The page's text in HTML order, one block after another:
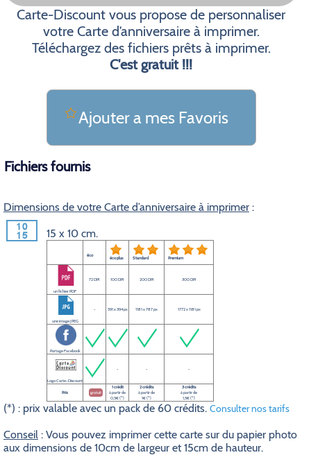
Carte-Discount vous propose de personnaliser
votre Carte d’anniversaire à imprimer.
Téléchargez des fichiers prêts à imprimer.
C'est gratuit !!!
Ajouter a mes Favoris
Fichiers fournis
Dimensions de votre Carte d’anniversaire à imprimer :
15 x 10 cm.
éco éco plus Standard Premium
un fichier PDF
72 DPI 100 DPI 200 DPI 300 DPI
une image JPEG
- 591 x 394 px 1181 x 787 px 1772 x 1181 px
Partage Facebook
Logo Carte-Discount
- - -
Prix gratuit
1 crédit
à partir de
0,5€ (*)
2 crédits
à partir de
1€ (*)
3 crédits
à partir de
1,5€ (*)
(*) : prix valable avec un pack de 60 crédits. Consulter nos tarifs
Conseil : Vous pouvez imprimer cette carte sur du papier photo
aux dimensions de 10cm de largeur et 15cm de hauteur.